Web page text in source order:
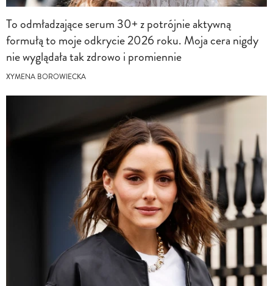
To odmładzające serum 30+ z potrójnie aktywną
formułą to moje odkrycie 2026 roku. Moja cera nigdy
nie wyglądała tak zdrowo i promiennie
XYMENA BOROWIECKA